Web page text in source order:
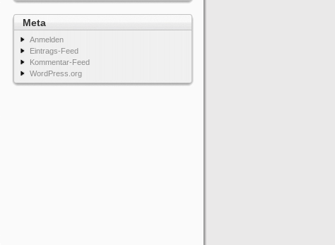
Meta
Anmelden
Eintrags-Feed
Kommentar-Feed
WordPress.org